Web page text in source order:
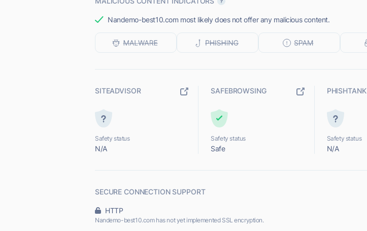
Nandemo-best10.com most likely does not offer any malicious content.
SITEADVISOR
Safety status
N/A
SAFEBROWSING
Safety status
Safe
PHISHTANK
Safety status
N/A
SECURE CONNECTION SUPPORT
HTTP
Nandemo-best10.com has not yet implemented SSL encryption.